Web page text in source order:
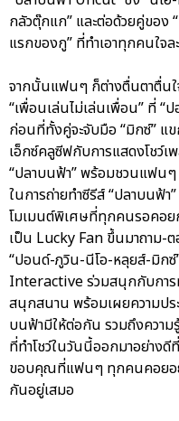
กลัวตุ๊กแก” และต่อด้วยคู่ขอ
แรกของกู” ที่ทำเอาทุกคนใจ
จากนั้นแฟนๆ ก็ต่างตื่นตาตื่นใ
“เพื่อนเล่นไม่เล่นเพื่อน” ที่ “
ก่อนที่ทั้งคู่จะจับมือ “มิกซ์”
เอ็กซ์คลูซีฟกับการแสดงโชว์
“ปลาบนฟ้า” พร้อมชวนแฟน
ในการถ่ายทำซีรีส์ “ปลาบนฟ้า
โมเมนต์พิเศษที่ทุกคนรอคอ
เป็น Lucky Fan ขึ้นมาถาม-
“ปอนด์-ภูวิน-นีโอ-หลุยส์-มิก
Interactive ร่วมสนุกกับการ
สนุกสนาน พร้อมเผยความป
บนฟ้ามีให้ต่อกัน รวมถึงความ
ที่ทำโชว์ในวันนี้ออกมาอย่าง
ขอบคุณที่แฟนๆ ทุกคนคอยอยู่
กันอยู่เสมอ